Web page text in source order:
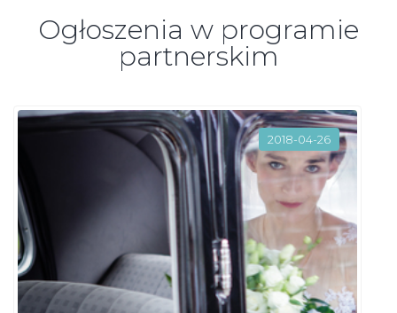
Ogłoszenia w programie
partnerskim
2018-04-26